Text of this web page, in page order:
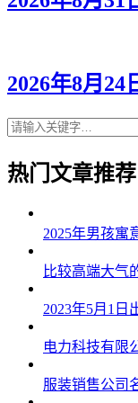
2026年8月
热门文章推荐
2025年男孩寓
比较高端大气
2023年5月1日
电力科技有限
服装销售公司